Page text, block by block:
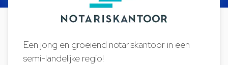
Een jong en groeiend notariskantoor in een
semi-landelijke regio!